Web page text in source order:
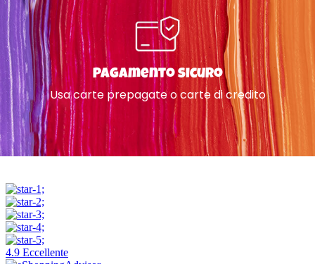
Pagamento sicuro
Usa carte prepagate o carte di credito